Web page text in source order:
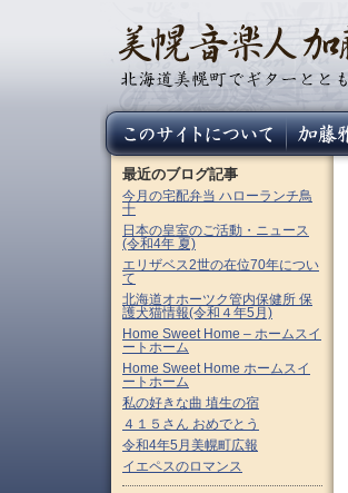
最近のブログ記事
今月の宅配弁当 ハローランチ鳥
十
日本の皇室のご活動・ニュース
(令和4年 夏)
エリザベス2世の在位70年につい
て
北海道オホーツク管内保健所 保
護犬猫情報(令和４年5月)
Home Sweet Home – ホームスイ
ートホーム
Home Sweet Home ホームスイ
ートホーム
私の好きな曲 埴生の宿
４１５さん おめでとう
令和4年5月美幌町広報
イエペスのロマンス